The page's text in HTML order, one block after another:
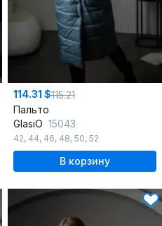
114.31 $115.21
Пальто
GlasiO 15043
42, 44, 46, 48, 50, 52
В корзину